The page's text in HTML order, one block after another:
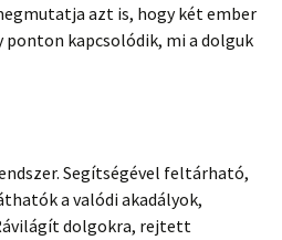
azt is, hogy két ember
ponton kapcsolódik, mi a dolguk
Segítségével feltárható,
a valódi akadályok,
dolgokra, rejtett